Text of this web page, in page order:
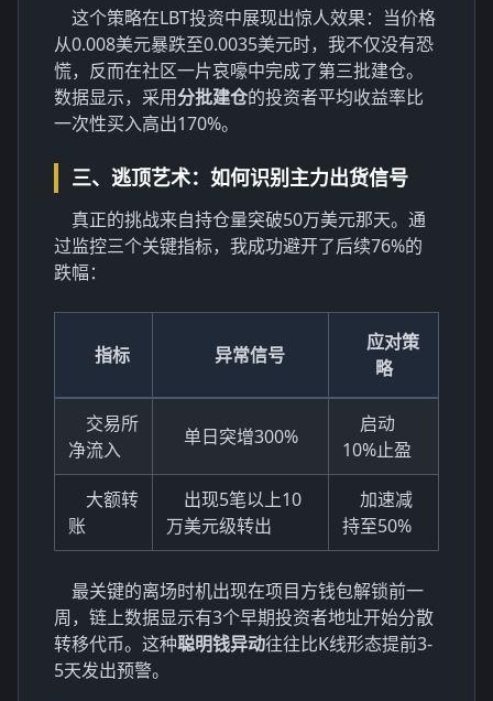
这个策略在LBT投资中展现出惊人效果：当价格
从0.008美元暴跌至0.0035美元时，我不仅没有恐
慌，反而在社区一片哀嚎中完成了第三批建仓。
数据显示，采用分批建仓的投资者平均收益率比
一次性买入高出170%。
三、逃顶艺术：如何识别主力出货信号
真正的挑战来自持仓量突破50万美元那天。通
过监控三个关键指标，我成功避开了后续76%的
跌幅：
指标 异常信号
应对策
略
交易所
净流入
单日突增300%
启动
10%止盈
大额转
账
出现5笔以上10
万美元级转出
加速减
持至50%
最关键的离场时机出现在项目方钱包解锁前一
周，链上数据显示有3个早期投资者地址开始分散
转移代币。这种聪明钱异动往往比K线形态提前3-
5天发出预警。